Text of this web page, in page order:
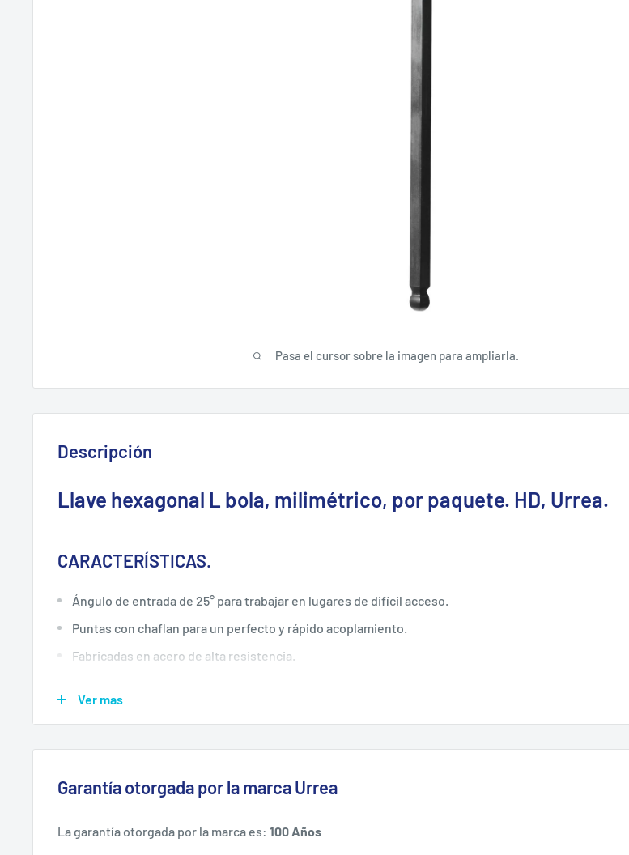
Pasa el cursor sobre la imagen para ampliarla.
Descripción
Llave hexagonal L bola, milimétrico, por paquete. HD, Urrea.
CARACTERÍSTICAS.
Ángulo de entrada de 25° para trabajar en lugares de difícil acceso.
Puntas con chaflan para un perfecto y rápido acoplamiento.
Fabricadas en acero de alta resistencia.
fractura.
ACERO de alta resistencia
PUNTA de bola.
Ver mas
Garantía otorgada por la marca Urrea
La garantía otorgada por la marca es: 100 Años